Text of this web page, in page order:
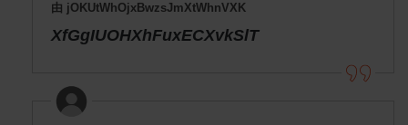
由 jOKUtWhOjxBwzsJmXtWhnVXK
XfGgIUOHXhFuxECXvkSlT